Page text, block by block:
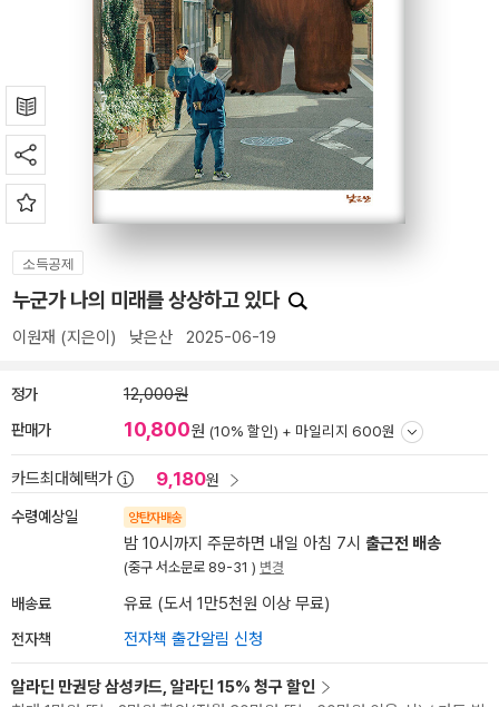
소득공제
누군가 나의 미래를 상상하고 있다
이원재 (지은이) 낮은산 2025-06-19
정가 12,000원
판매가 10,800원 (10% 할인) + 마일리지 600원
카드최대혜택가 9,180원
수령예상일 양탄자배송
밤 10시까지 주문하면 내일 아침 7시 출근전 배송
(중구 서소문로 89-31 ) 변경
배송료 유료 (도서 1만5천원 이상 무료)
전자책 전자책 출간알림 신청
알라딘 만권당 삼성카드, 알라딘 15% 청구 할인